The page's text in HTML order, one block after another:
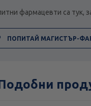
фармацевти са тук,
ПОПИТАЙ МАГИСТЪР-